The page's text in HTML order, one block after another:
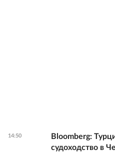
14:50
Bloomberg:
судоходство в